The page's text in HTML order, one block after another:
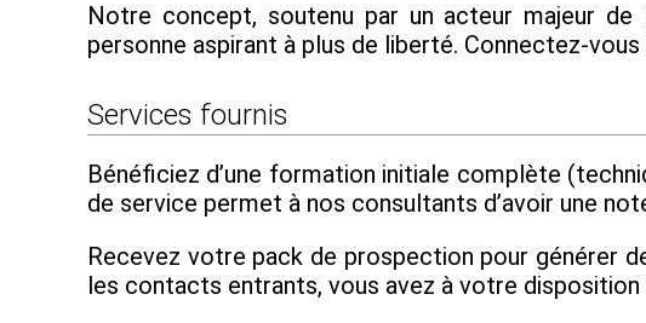
Notre concept, soutenu par un acteur majeur
personne aspirant à plus de liberté. Connectez-
Services fournis
Bénéficiez d’une formation initiale complète
de service permet à nos consultants d’avoir une
Recevez votre pack de prospection pour générer
les contacts entrants, vous avez à votre disposition